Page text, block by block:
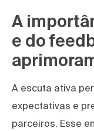
A
e do
A escuta ativa
expectativas e
parceiros. Esse